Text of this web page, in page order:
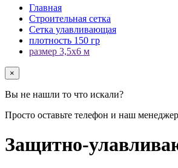
Главная
Строительная сетка
Сетка улавливающая
плотность 150 гр
размер 3,5х6 м
×
Вы не нашли то что искали?
Просто оставьте телефон и наш
Защитно-